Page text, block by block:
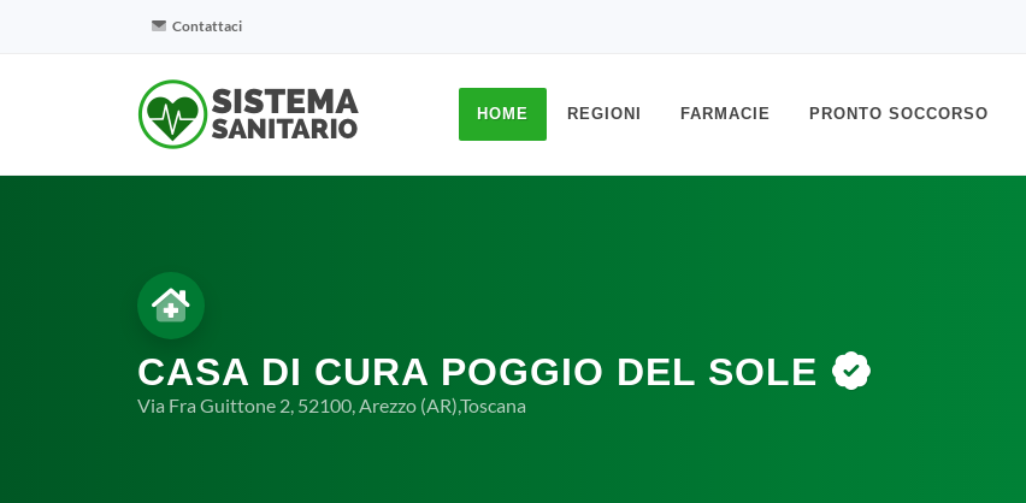
Contattaci
HOME REGIONI FARMACIE PRONTO SOCCORSO
CASA DI CURA POGGIO DEL SOLE
Via Fra Guittone 2, 52100, Arezzo (AR),Toscana